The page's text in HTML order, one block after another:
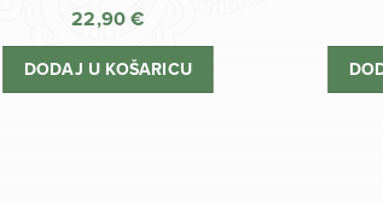
22,90€
DODAJ U KOŠARICU